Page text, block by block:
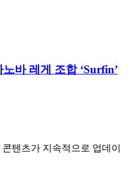
바 레게 조합 ‘Surfin’
텐츠가 지속적으로 업데이